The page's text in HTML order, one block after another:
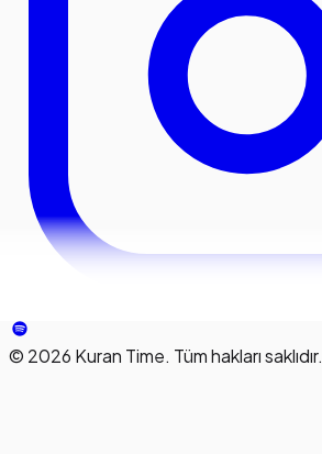
© 2026 Kuran Time. Tüm hakları saklıdır.